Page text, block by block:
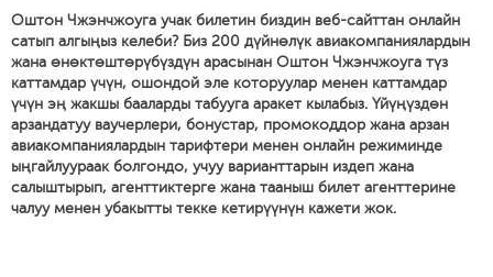
Оштон Чжэнчжоуга учак билетин биздин веб-сайттан онлайн
сатып алгыңыз келеби? Биз 200 дүйнөлүк авиакомпаниялардын
жана өнөктөштөрүбүздүн арасынан Оштон Чжэнчжоуга түз
каттамдар үчүн, ошондой эле которуулар менен каттамдар
үчүн эң жакшы бааларды табууга аракет кылабыз. Үйүңүздөн
арзандатуу ваучерлери, бонустар, промокоддор жана арзан
авиакомпаниялардын тарифтери менен онлайн режиминде
ыңгайлуураак болгондо, учуу варианттарын издеп жана
салыштырып, агенттиктерге жана тааныш билет агенттерине
чалуу менен убакытты текке кетирүүнүн кажети жок.